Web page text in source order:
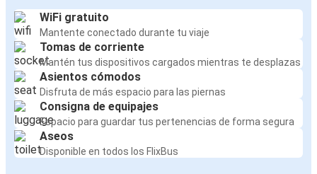
WiFi gratuito
Mantente conectado durante tu viaje
Tomas de corriente
Mantén tus dispositivos cargados mientras te desplazas
Asientos cómodos
Disfruta de más espacio para las piernas
Consigna de equipajes
Espacio para guardar tus pertenencias de forma segura
Aseos
Disponible en todos los FlixBus